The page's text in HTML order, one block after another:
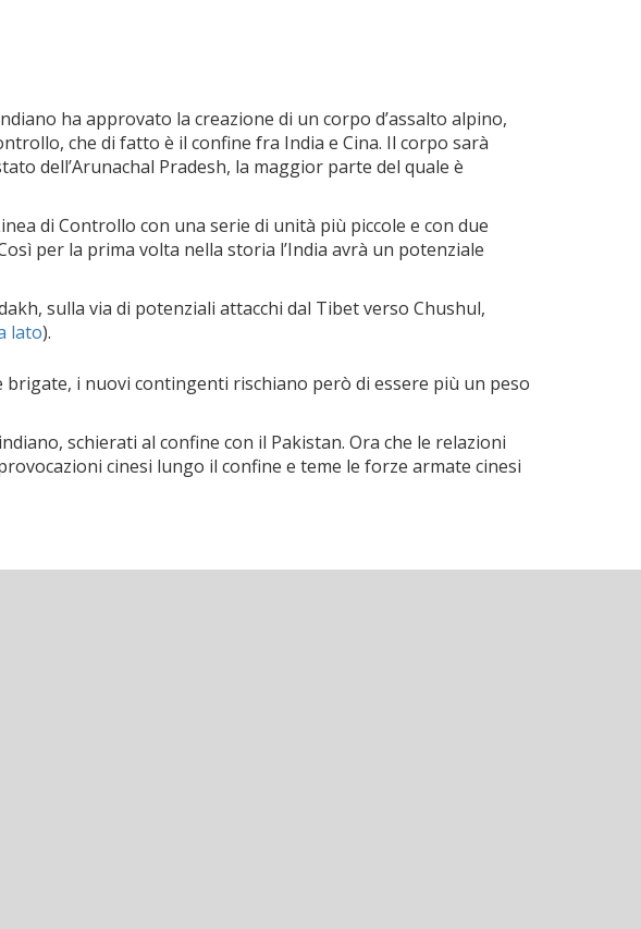
ha approvato la creazione di un corpo d’assalto alpino,
che di fatto è il confine fra India e Cina. Il corpo sarà
dell’Arunachal Pradesh, la maggior parte del quale è
di Controllo con una serie di unità più piccole e con due
per la prima volta nella storia l’India avrà un potenziale
sulla via di potenziali attacchi dal Tibet verso Chushul,
lato).
i nuovi contingenti rischiano però di essere più un peso
schierati al confine con il Pakistan. Ora che le relazioni
cinesi lungo il confine e teme le forze armate cinesi